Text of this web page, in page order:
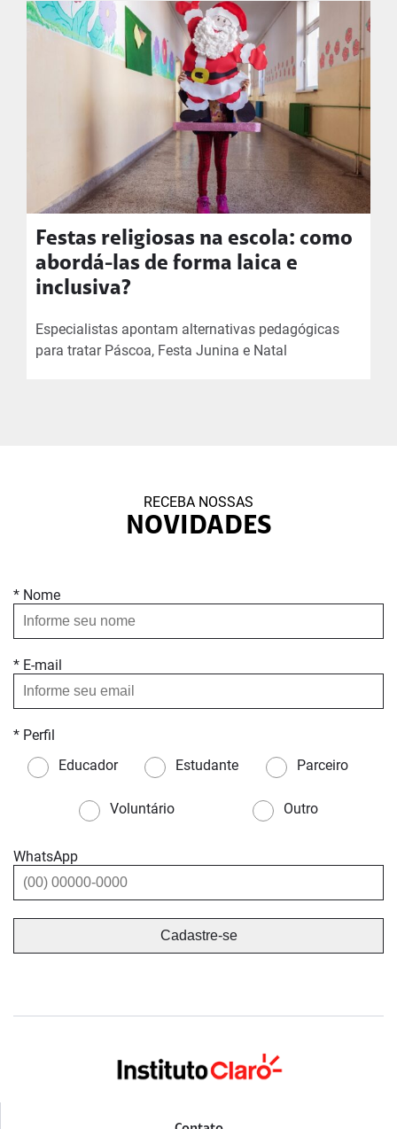
Festas religiosas na escola: como
abordá-las de forma laica e
inclusiva?
Especialistas apontam alternativas pedagógicas
para tratar Páscoa, Festa Junina e Natal
RECEBA NOSSAS
NOVIDADES
* Nome
* E-mail
* Perfil
Educador
Estudante Parceiro
Voluntário Outro
WhatsApp